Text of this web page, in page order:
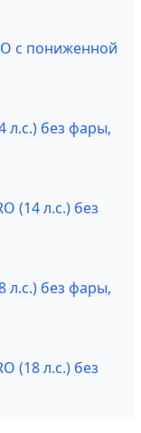
с пониженной
л.с.) без фары,
(14 л.с.) без
л.с.) без фары,
(18 л.с.) без